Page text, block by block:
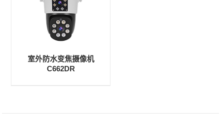
室外防水变焦摄像机
C662DR